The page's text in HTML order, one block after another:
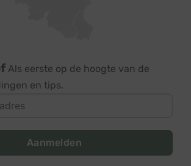
Als eerste op de hoogte van de
en tips.
Aanmelden